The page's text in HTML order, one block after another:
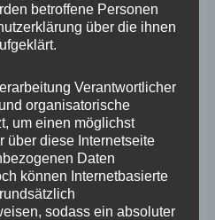
betroffene Personen
über die ihnen
Verantwortlicher
organisatorische
um einen möglichst
über diese Internetseite
Daten
können Internetbasierte
sodass ein absoluter